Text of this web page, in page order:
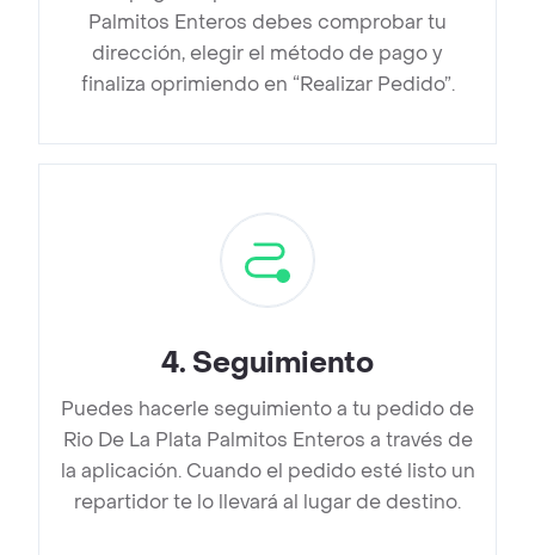
Palmitos Enteros debes comprobar tu
dirección, elegir el método de pago y
finaliza oprimiendo en “Realizar Pedido”.
4. Seguimiento
Puedes hacerle seguimiento a tu pedido de
Rio De La Plata Palmitos Enteros a través de
la aplicación. Cuando el pedido esté listo un
repartidor te lo llevará al lugar de destino.